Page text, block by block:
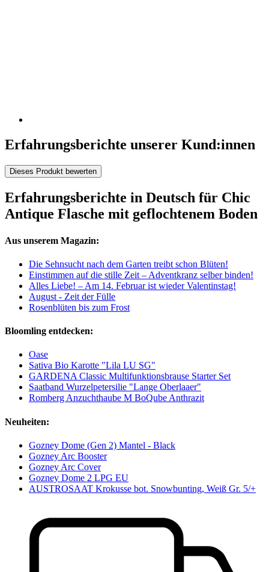
Erfahrungsberichte unserer Kund:innen
Dieses Produkt bewerten
Erfahrungsberichte in Deutsch für Chic
Antique Flasche mit geflochtenem Boden
Aus unserem Magazin:
Die Sehnsucht nach dem Garten treibt schon Blüten!
Einstimmen auf die stille Zeit – Adventkranz selber binden!
Alles Liebe! – Am 14. Februar ist wieder Valentinstag!
August - Zeit der Fülle
Rosenblüten bis zum Frost
Bloomling entdecken:
Oase
Sativa Bio Karotte "Lila LU SG"
GARDENA Classic Multifunktionsbrause Starter Set
Saatband Wurzelpetersilie "Lange Oberlaaer"
Romberg Anzuchthaube M BoQube Anthrazit
Neuheiten:
Gozney Dome (Gen 2) Mantel - Black
Gozney Arc Booster
Gozney Arc Cover
Gozney Dome 2 LPG EU
AUSTROSAAT Krokusse bot. Snowbunting, Weiß Gr. 5/+